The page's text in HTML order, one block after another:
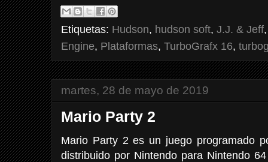
Etiquetas: Hudson, hudson soft, J.J. & Jeff
Engine, Plataformas, TurboGrafx 16,
martes, 28 de mayo de 2019
Mario Party 2
Mario Party 2 es un juego programado
distribuido por Nintendo para Nintendo